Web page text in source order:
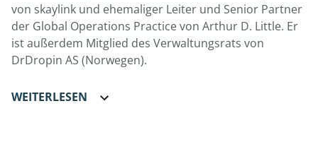
von skaylink und ehemaliger Leiter und Senior Partner
der Global Operations Practice von Arthur D. Little. Er
ist außerdem Mitglied des Verwaltungsrats von
DrDropin AS (Norwegen).
WEITERLESEN